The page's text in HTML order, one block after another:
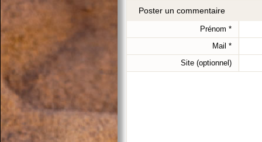
Poster un commentaire
Prénom *
Mail *
Site (optionnel)